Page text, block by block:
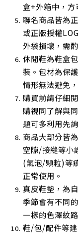
盒+外箱中，方
聯名商品皆為
或正版授權
外袋損壞，需
休閒鞋為鞋盒
裝。包材為保
情形無法避免
購買前請仔細
購視同了解與
題可多利用先
商品大部分皆
空隙/接縫等小
(氣泡/顆粒)等
正常使用 。
真皮鞋墊，為
季節會有不同
一樣的色澤紋
鞋/包/配件等